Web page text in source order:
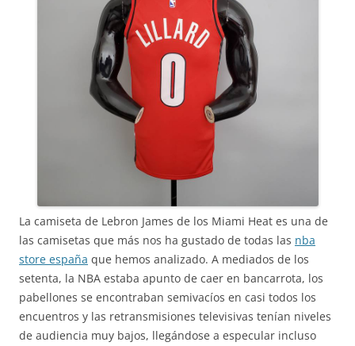
La camiseta de Lebron James de los Miami Heat es una de
las camisetas que más nos ha gustado de todas las nba
store españa que hemos analizado. A mediados de los
setenta, la NBA estaba apunto de caer en bancarrota, los
pabellones se encontraban semivacíos en casi todos los
encuentros y las retransmisiones televisivas tenían niveles
de audiencia muy bajos, llegándose a especular incluso